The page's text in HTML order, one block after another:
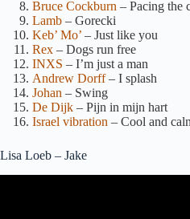
Bruce Cockburn – Pacing the
Lamb – Gorecki
Keb’ Mo’ – Just like you
Rex – Dogs run free
INXS – I’m just a man
Andrew Dorff– I splash
Johan – Swing
De Dijk – Pijn in mijn hart
Israel vibration – Cool and
Lisa Loeb – Jake